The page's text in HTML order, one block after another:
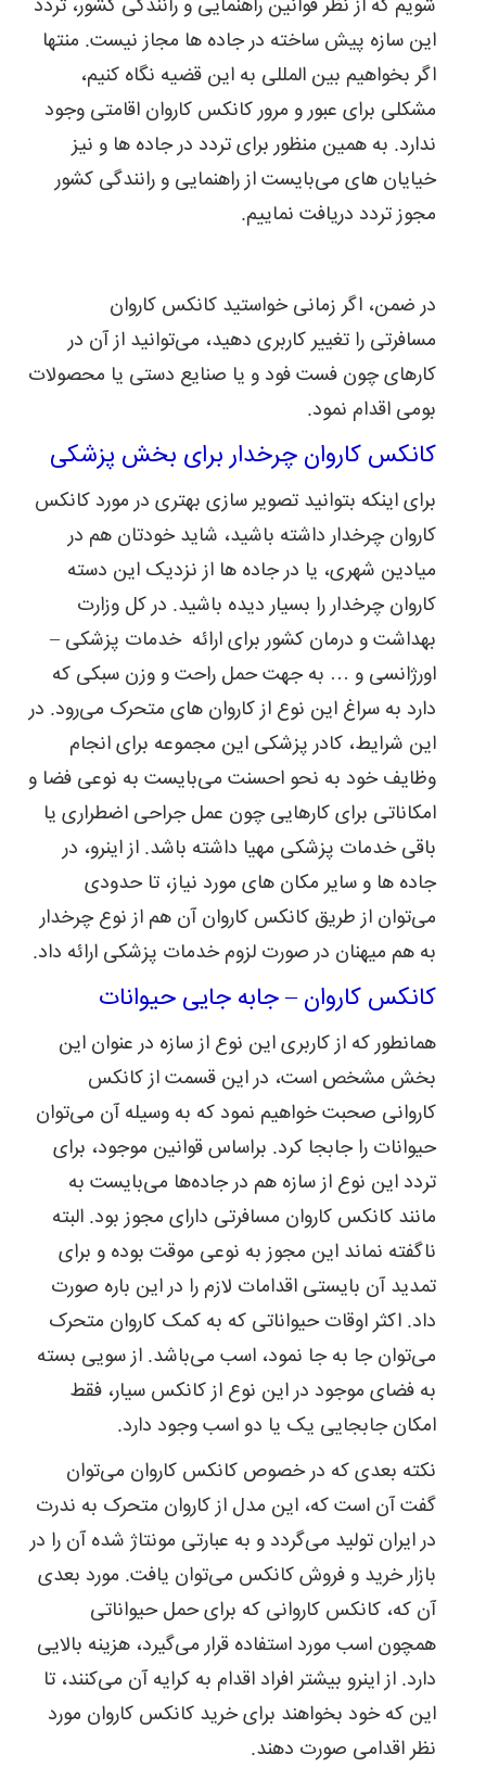
شویم که از نظر قوانین راهنمایی و رانندگی کشور، تردد
این سازه پیش ساخته در جاده ها مجاز نیست. منتها
اگر بخواهیم بین المللی به این قضیه نگاه کنیم،
مشکلی برای عبور و مرور کانکس کاروان اقامتی وجود
ندارد. به همین منظور برای تردد در جاده ها و نیز
خیایان های می‌بایست از راهنمایی و رانندگی کشور
مجوز تردد دریافت نماییم.
در ضمن، اگر زمانی خواستید کانکس کاروان
مسافرتی را تغییر کاربری دهید، می‌توانید از آن در
کارهای چون فست فود و یا صنایع دستی یا محصولات
بومی اقدام نمود.
کانکس کاروان چرخدار برای بخش پزشکی
برای اینکه بتوانید تصویر سازی بهتری در مورد کانکس
کاروان چرخدار داشته باشید، شاید خودتان هم در
میادین شهری، یا در جاد‌ه ها از نزدیک این دسته
کاروان چرخدار را بسیار دیده باشید. در کل وزارت
بهداشت و درمان کشور برای ارائه خدمات پزشکی –
اورژانسی و … به جهت حمل راحت و وزن سبکی که
دارد به سراغ این نوع از کاروان های متحرک می‌رود. در
این شرایط، کادر پزشکی این مجموعه برای انجام
وظایف خود به نحو احسنت می‌بایست به نوعی فضا و
امکاناتی برای کارهایی چون عمل جراحی اضطراری یا
باقی خدمات پزشکی مهیا داشته باشد. از اینرو، در
جاده ها و سایر مکان های مورد نیاز، تا حدودی
می‌توان از طریق کانکس کاروان آن هم از نوع چرخدار
به هم میهنان در صورت لزوم خدمات پزشکی ارائه داد.
کانکس کاروان – جابه جایی حیوانات
همانطور که از کاربری این نوع از سازه در عنوان این
بخش مشخص است، در این قسمت از کانکس
کاروانی صحبت خواهیم نمود که به وسیله آن می‌توان
حیوانات را جابجا کرد. براساس قوانین موجود، برای
تردد این نوع از سازه هم در جاده‌ها می‌بایست به
مانند کانکس کاروان مسافرتی دارای مجوز بود. البته
ناگفته نماند این مجوز به نوعی موقت بوده و برای
تمدید آن بایستی اقدامات لازم را در این باره صورت
داد. اکثر اوقات حیواناتی که به کمک کاروان متحرک
می‌توان جا به جا نمود، اسب می‌باشد. از سویی بسته
به فضای موجود در این نوع از کانکس سیار، فقط
امکان جابجایی یک یا دو اسب وجود دارد.
نکته بعدی که در خصوص کانکس کاروان می‌توان
گفت آن است که، این مدل از کاروان متحرک به ندرت
در ایران تولید می‌گردد و به عبارتی مونتاژ شده آن را در
بازار خرید و فروش کانکس می‌توان یافت. مورد بعدی
آن که، کانکس کاروانی که برای حمل حیواناتی
همچون اسب مورد استفاده قرار می‌گیرد، هزینه بالایی
دارد. از اینرو بیشتر افراد اقدام به کرایه آن می‌کنند، تا
این که خود بخواهند برای خرید کانکس کاروان مورد
نظر اقدامی صورت دهند.